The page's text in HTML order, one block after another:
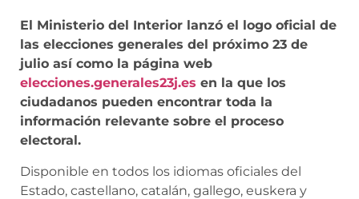
El Ministerio del Interior lanzó el logo oficial de
las elecciones generales del próximo 23 de
julio así como la página web
elecciones.generales23j.es en la que los
ciudadanos pueden encontrar toda la
información relevante sobre el proceso
electoral.
Disponible en todos los idiomas oficiales del
Estado, castellano, catalán, gallego, euskera y